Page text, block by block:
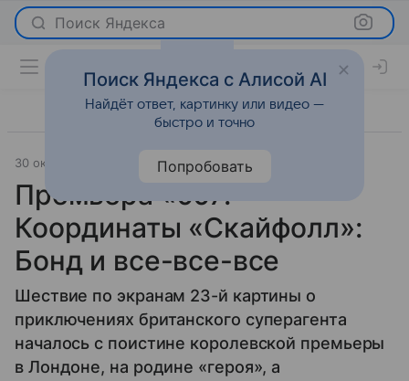
Поиск Яндекса
30 октября 2012 Светская жизнь
Премьера «007:
Координаты «Скайфолл»:
Бонд и все-все-все
Шествие по экранам 23-й картины о
приключениях британского суперагента
началось с поистине королевской премьеры
в Лондоне, на родине «героя», а
Поиск Яндекса с Алисой AI
Найдёт ответ, картинку или видео —
быстро и точно
Попробовать